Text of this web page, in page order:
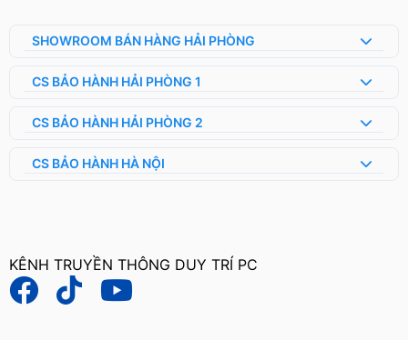
SHOWROOM BÁN HÀNG HẢI PHÒNG
CS BẢO HÀNH HẢI PHÒNG 1
CS BẢO HÀNH HẢI PHÒNG 2
CS BẢO HÀNH HÀ NỘI
KÊNH TRUYỀN THÔNG DUY TRÍ PC